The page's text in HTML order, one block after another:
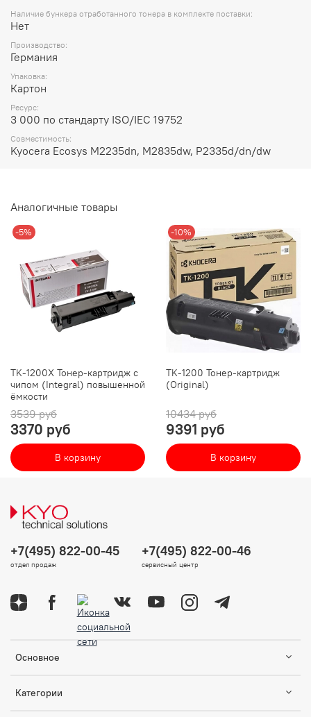
Наличие бункера отработанного тонера в комплекте поставки:
Нет
Производство:
Германия
Упаковка:
Картон
Ресурс:
3 000 по стандарту ISO/IEC 19752
Совместимость:
Kyocera Ecosys M2235dn, M2835dw, P2335d/dn/dw
Аналогичные товары
-5%
TK-1200X Тонер-картридж с
чипом (Integral) повышенной
ёмкости
3539 руб
3370 руб
В корзину
-10%
TK-1200 Тонер-картридж
(Original)
10434 руб
9391 руб
В корзину
Основное
Категории
+7(495) 822-00-45
отдел продаж
+7(495) 822-00-46
сервисный центр